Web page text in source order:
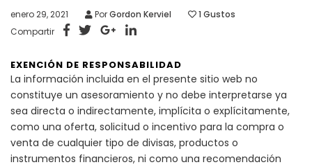
enero 29, 2021 PorGordon Kerviel 1 Gustos
Compartir
EXENCIÓN DE RESPONSABILIDAD
La información incluida en el presente sitio web no
constituye un asesoramiento y no debe interpretarse ya
sea directa o indirectamente, implícita o explícitamente,
como una oferta, solicitud o incentivo para la compra o
venta de cualquier tipo de divisas, productos o
instrumentos financieros, ni como una recomendación